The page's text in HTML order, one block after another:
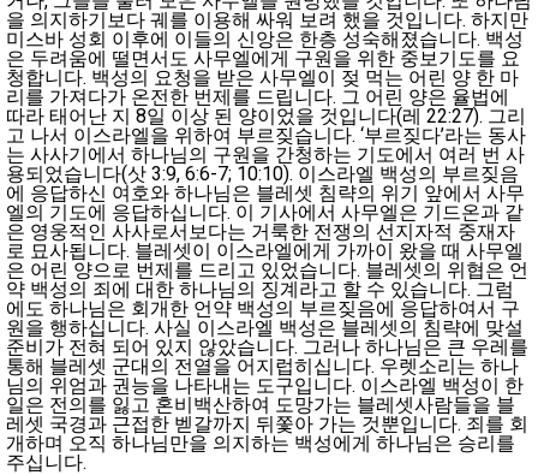
을 의지하기보다 궤를 이용해 싸워 보려 했을 것입니다. 하지만
미스바 성회 이후에 이들의 신앙은 한층 성숙해졌습니다. 백성
은 두려움에 떨면서도 사무엘에게 구원을 위한 중보기도를 요
청합니다. 백성의 요청을 받은 사무엘이 젖 먹는 어린 양 한 마
리를 가져다가 온전한 번제를 드립니다. 그 어린 양은 율법에
따라 태어난 지 8일 이상 된 양이었을 것입니다(레 22:27). 그리
고 나서 이스라엘을 위하여 부르짖습니다. ‘부르짖다’라는 동사
는 사사기에서 하나님의 구원을 간청하는 기도에서 여러 번 사
용되었습니다(삿 3:9, 6:6-7; 10:10). 이스라엘 백성의 부르짖음
에 응답하신 여호와 하나님은 블레셋 침략의 위기 앞에서 사무
엘의 기도에 응답하십니다. 이 기사에서 사무엘은 기드온과 같
은 영웅적인 사사로서보다는 거룩한 전쟁의 선지자적 중재자
로 묘사됩니다. 블레셋이 이스라엘에게 가까이 왔을 때 사무엘
은 어린 양으로 번제를 드리고 있었습니다. 블레셋의 위협은 언
약 백성의 죄에 대한 하나님의 징계라고 할 수 있습니다. 그럼
에도 하나님은 회개한 언약 백성의 부르짖음에 응답하여서 구
원을 행하십니다. 사실 이스라엘 백성은 블레셋의 침략에 맞설
준비가 전혀 되어 있지 않았습니다. 그러나 하나님은 큰 우레를
통해 블레셋 군대의 전열을 어지럽히십니다. 우렛소리는 하나
님의 위엄과 권능을 나타내는 도구입니다. 이스라엘 백성이 한
일은 전의를 잃고 혼비백산하여 도망가는 블레셋사람들을 블
레셋 국경과 근접한 벧갈까지 뒤쫓아 가는 것뿐입니다. 죄를 회
개하며 오직 하나님만을 의지하는 백성에게 하나님은 승리를
주십니다.